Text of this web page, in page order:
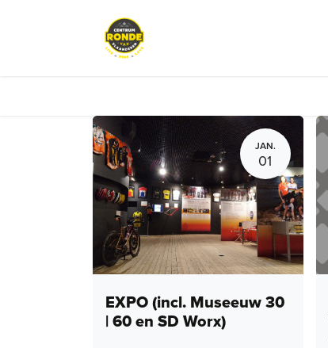
JAN.
01
EXPO (incl. Museeuw 30
| 60 en SD Worx)